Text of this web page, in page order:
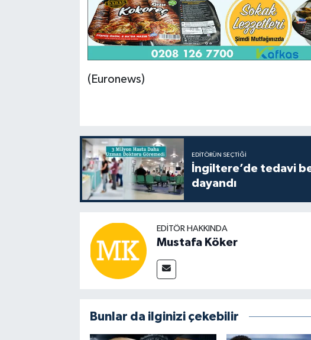
(Euronews)
EDITÖRÜN SEÇTIĞI
İngiltere’de tedavi
dayandı
EDITÖR HAKKINDA
Mustafa Köker
Bunlar da ilginizi çekebilir